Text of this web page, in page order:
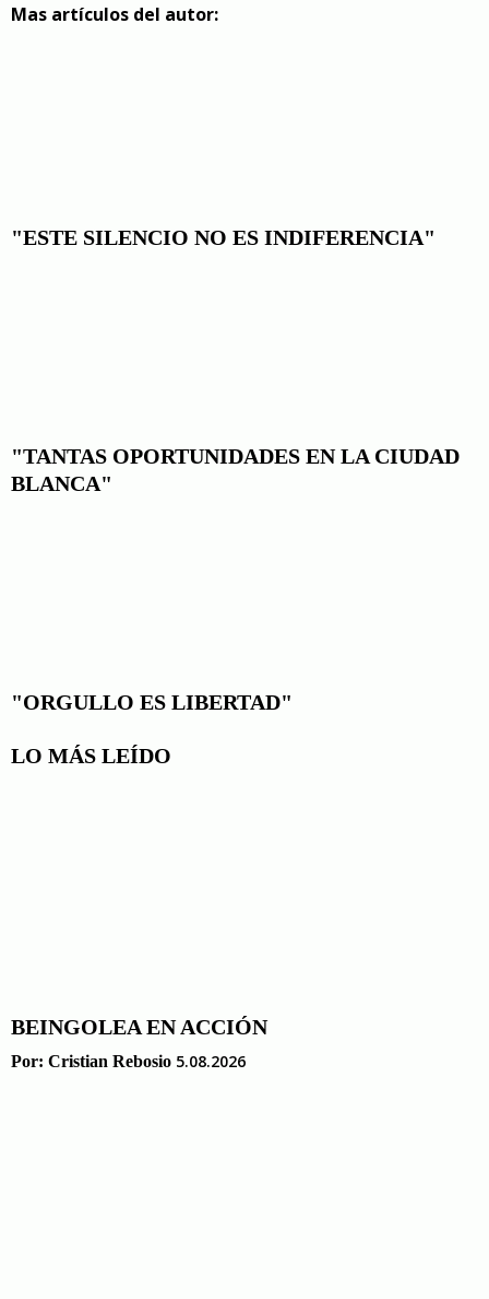
Mas artículos del autor:
"ESTE SILENCIO NO ES INDIFERENCIA"
"TANTAS OPORTUNIDADES EN LA CIUDAD
BLANCA"
"ORGULLO ES LIBERTAD"
LO MÁS LEÍDO
BEINGOLEA EN ACCIÓN
Por: Cristian Rebosio 5.08.2026